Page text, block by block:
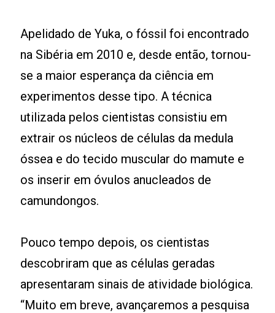
Apelidado de Yuka, o fóssil foi encontrado
na Sibéria em 2010 e, desde então, tornou-
se a maior esperança da ciência em
experimentos desse tipo. A técnica
utilizada pelos cientistas consistiu em
extrair os núcleos de células da medula
óssea e do tecido muscular do mamute e
os inserir em óvulos anucleados de
camundongos.
Pouco tempo depois, os cientistas
descobriram que as células geradas
apresentaram sinais de atividade biológica.
“Muito em breve, avançaremos a pesquisa